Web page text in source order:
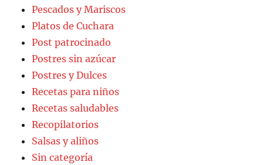
Pescados y Mariscos
Platos de Cuchara
Post patrocinado
Postres sin azúcar
Postres y Dulces
Recetas para niños
Recetas saludables
Recopilatorios
Salsas y aliños
Sin categoría